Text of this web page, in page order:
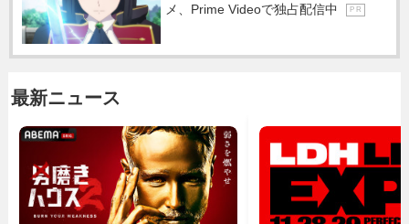
メ、Prime Videoで独占配信中
P R
最新ニュース